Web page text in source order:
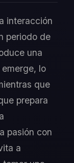
interacción
periodo de
una
lo
que
prepara
pasión con
a